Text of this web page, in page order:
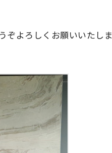
ぞよろしくお願いいたしま